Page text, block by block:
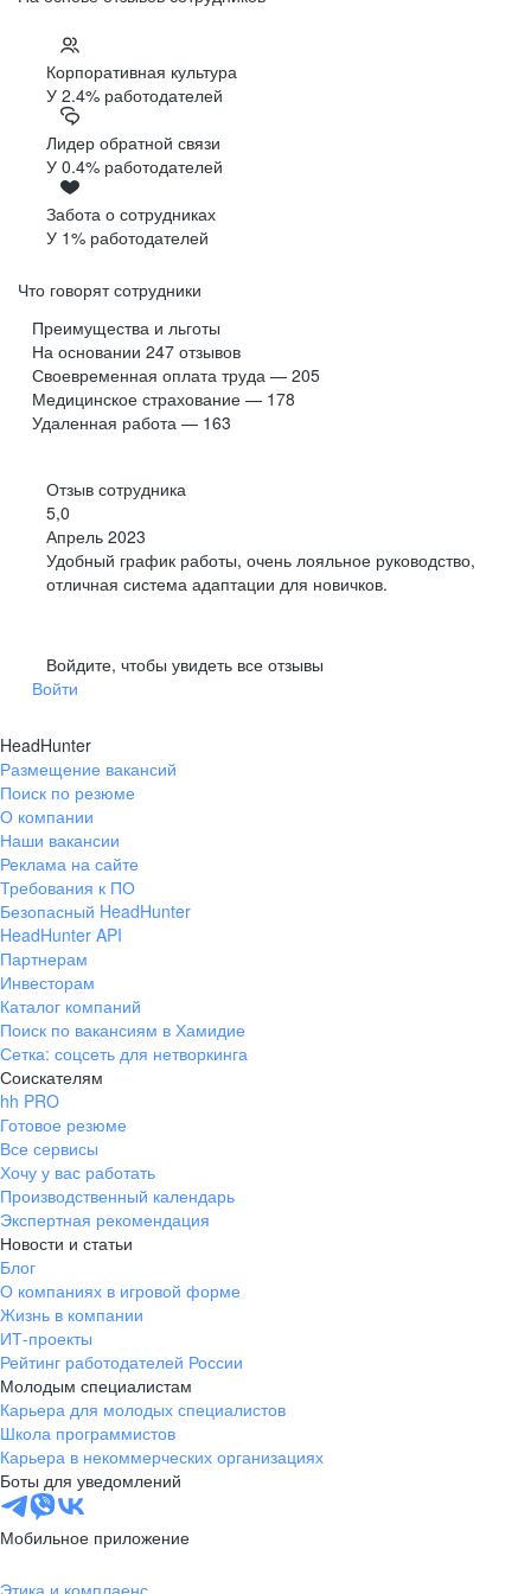
Корпоративная культура
У 2.4% работодателей
Лидер обратной связи
У 0.4% работодателей
Забота о сотрудниках
У 1% работодателей
Что говорят сотрудники
Преимущества и льготы
На основании 247 отзывов
Своевременная оплата труда — 205
Медицинское страхование — 178
Удаленная работа — 163
Отзыв сотрудника
5,0
Апрель 2023
Удобный график работы, очень лояльное руководство,
отличная система адаптации для новичков.
Войдите, чтобы увидеть все отзывы
Войти
HeadHunter
Размещение вакансий
Поиск по резюме
О компании
Наши вакансии
Реклама на сайте
Требования к ПО
Безопасный HeadHunter
HeadHunter API
Партнерам
Инвесторам
Каталог компаний
Поиск по вакансиям в Хамидие
Сетка: соцсеть для нетворкинга
Соискателям
hh PRO
Готовое резюме
Все сервисы
Хочу у вас работать
Производственный календарь
Экспертная рекомендация
Новости и статьи
Блог
О компаниях в игровой форме
Жизнь в компании
ИТ-проекты
Рейтинг работодателей России
Молодым специалистам
Карьера для молодых специалистов
Школа программистов
Карьера в некоммерческих организациях
Боты для уведомлений
Мобильное приложение